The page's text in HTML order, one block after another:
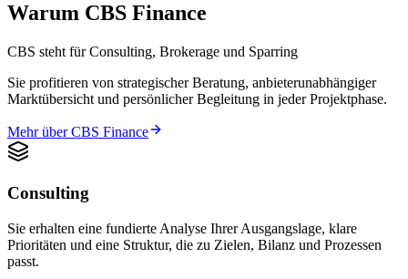
Warum CBS Finance
CBS steht für Consulting, Brokerage und Sparring
Sie profitieren von strategischer Beratung, anbieterunabhängiger
Marktübersicht und persönlicher Begleitung in jeder Projektphase.
Mehr über CBS Finance
Consulting
Sie erhalten eine fundierte Analyse Ihrer Ausgangslage, klare
Prioritäten und eine Struktur, die zu Zielen, Bilanz und Prozessen
passt.